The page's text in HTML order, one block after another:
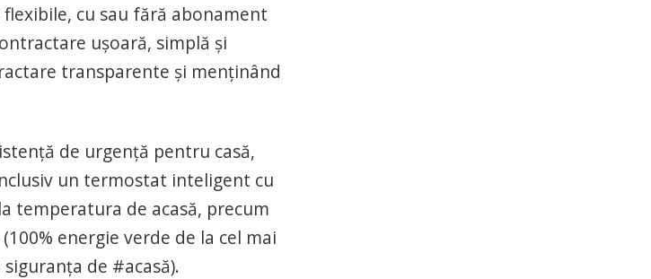
cu sau fără abonament
ușoară, simplă și
transparente și menținând
de urgență pentru casă,
un termostat inteligent cu
temperatura de acasă, precum
energie verde de la cel mai
de #acasă).